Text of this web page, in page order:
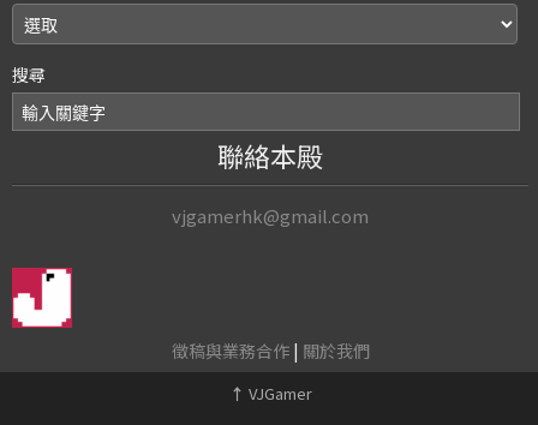
搜尋
聯絡本殿
vjgamerhk@gmail.com
徵稿與業務合作| 關於我們
↑ VJGamer